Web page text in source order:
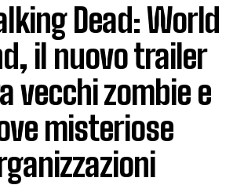
Dead: World
il nuovo trailer
vecchi zombie e
misteriose